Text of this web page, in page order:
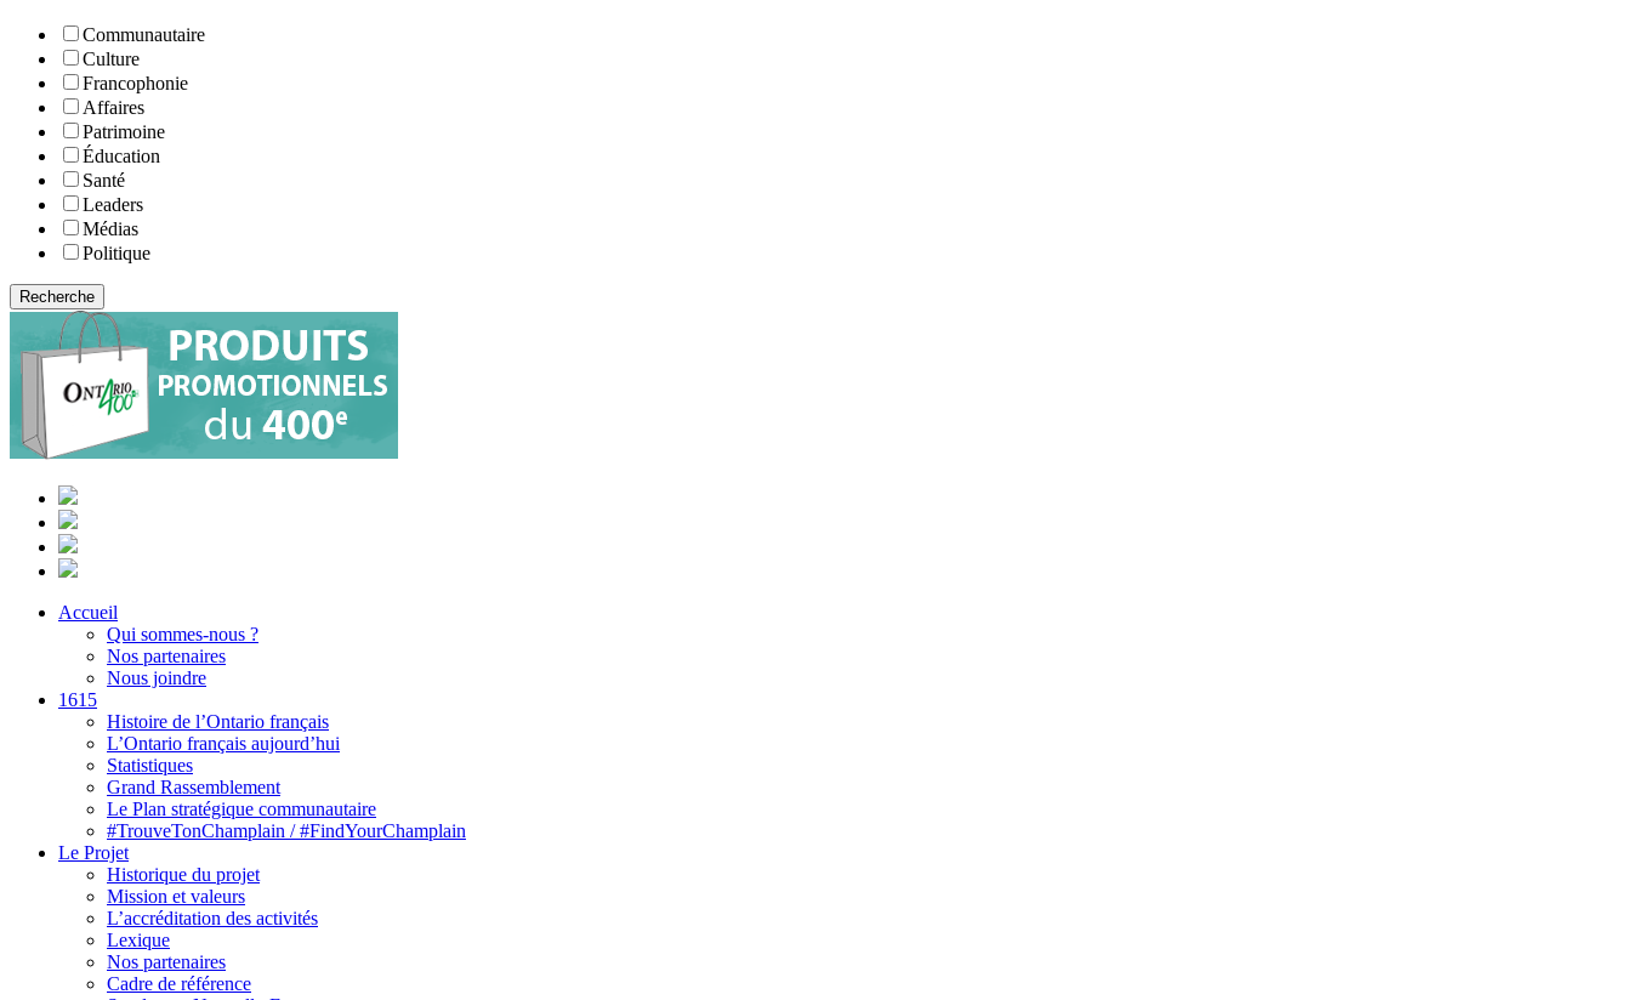
Communautaire
Culture
Francophonie
Affaires
Patrimoine
Éducation
Santé
Leaders
Médias
Politique
Accueil
Qui sommes-nous ?
Nos partenaires
Nous joindre
1615
Histoire de l’Ontario français
L’Ontario français aujourd’hui
Statistiques
Grand Rassemblement
Le Plan stratégique communautaire
#TrouveTonChamplain / #FindYourChamplain
Le Projet
Historique du projet
Mission et valeurs
L’accréditation des activités
Lexique
Nos partenaires
Cadre de référence